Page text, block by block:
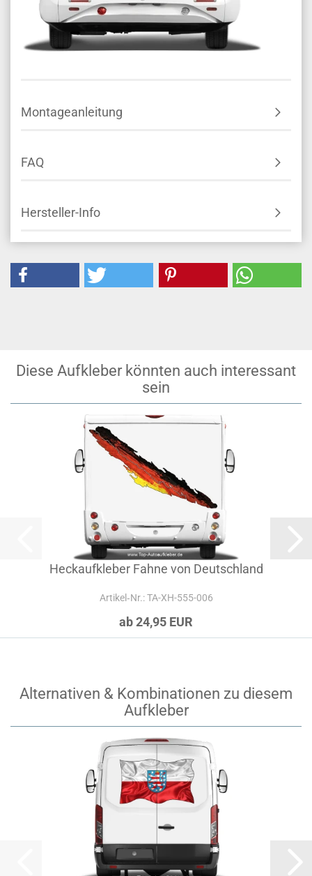
Montageanleitung
FAQ
Hersteller-Info
Diese Aufkleber könnten auch interessant
sein
Heckaufkleber Fahne von Deutschland
Artikel‑Nr.: TA-XH-555-006
ab 24,95 EUR
Alternativen & Kombinationen zu diesem
Aufkleber